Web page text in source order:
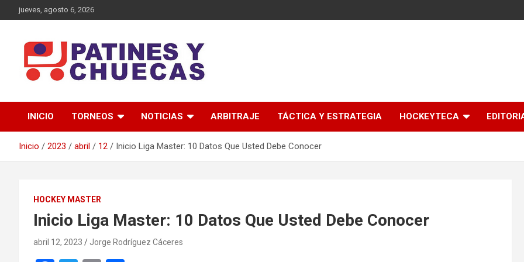
Saltar
al
jueves, agosto 6, 2026
Patines y Chuecas
INICIO TORNEOS NOTICIAS ARBITRAJE TÁCTICA Y ESTRATEGIA HOCKEYTECA
Inicio 2023 abril 12 Inicio Liga Master: 10 Datos Que Usted Debe Conocer
HOCKEY MASTER
Inicio Liga Master: 10 Datos Que Usted Debe Conocer
abril 12, 2023 Jorge Rodríguez Cáceres